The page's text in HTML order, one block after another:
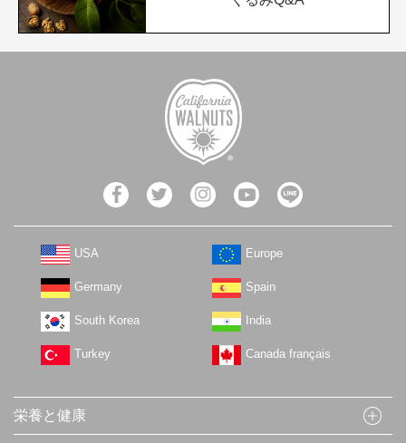
USA Europe
Germany Spain
South Korea India
Turkey Canada français
栄養と健康